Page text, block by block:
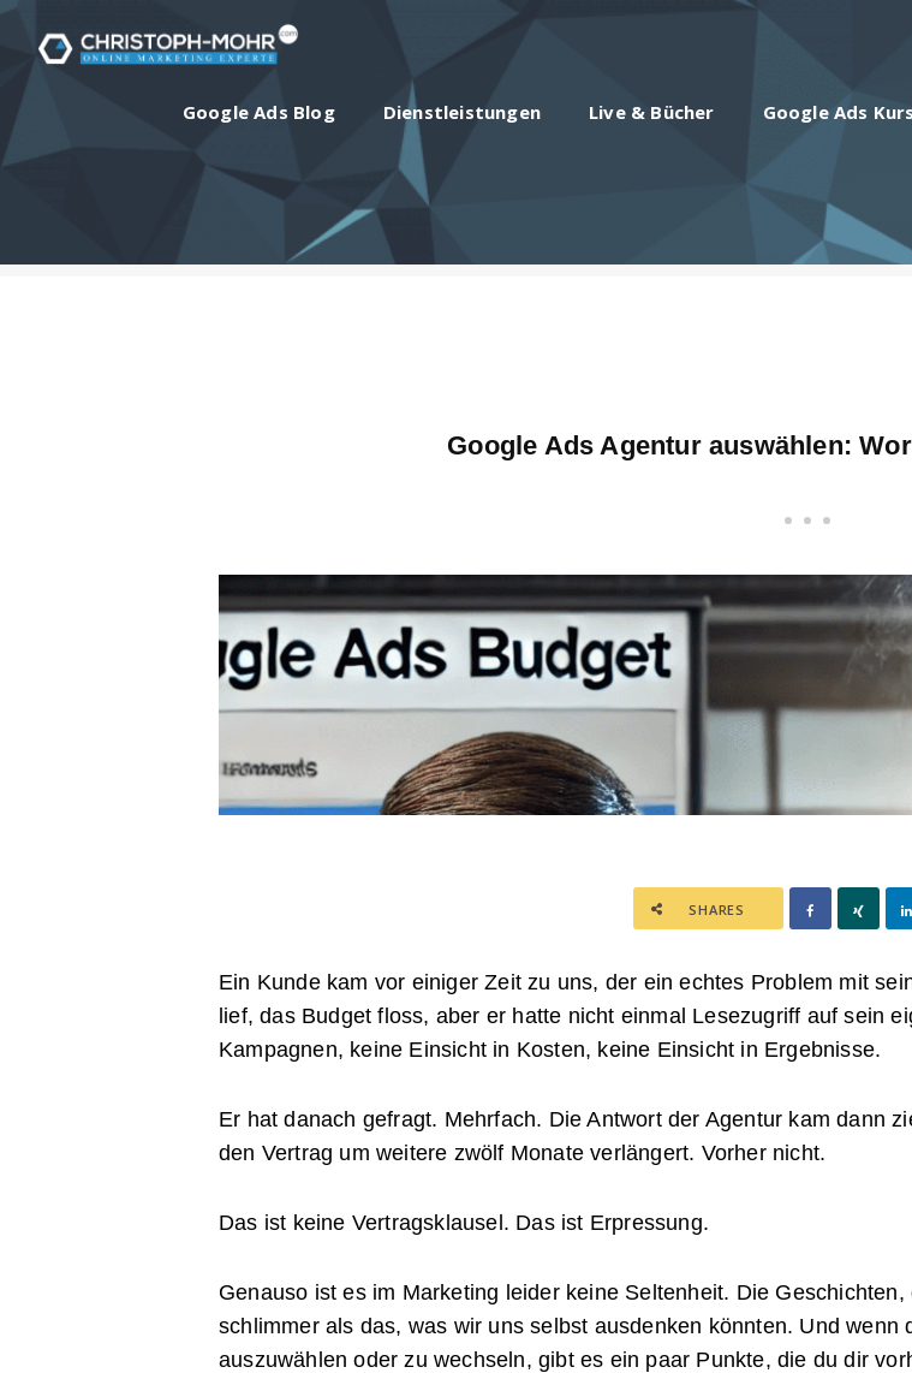
Google Ads Blog Dienstleistungen Live & Bücher Google Ads
Google Ads Agentur auswählen:
• • •
SHARES
Ein Kunde kam vor einiger Zeit zu uns, der ein echtes Problem mit
lief, das Budget floss, aber er hatte nicht einmal Lesezugriff auf sein
Kampagnen, keine Einsicht in Kosten, keine Einsicht in Ergebnisse.
Er hat danach gefragt. Mehrfach. Die Antwort der Agentur kam dann
den Vertrag um weitere zwölf Monate verlängert. Vorher nicht.
Das ist keine Vertragsklausel. Das ist Erpressung.
Genauso ist es im Marketing leider keine Seltenheit. Die
schlimmer als das, was wir uns selbst ausdenken könnten. Und
auszuwählen oder zu wechseln, gibt es ein paar Punkte, die du dir